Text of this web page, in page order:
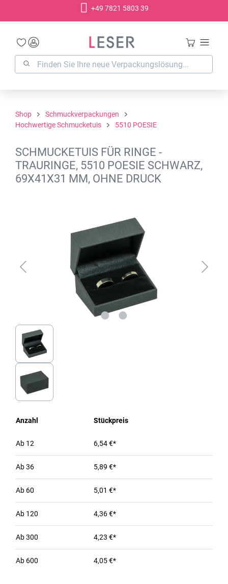
+49 7821 5803 39
Shop
Schmuckverpackungen
Hochwertige Schmucketuis
5510 POESIE
SCHMUCKETUIS FÜR RINGE -
TRAURINGE, 5510 POESIE SCHWARZ,
69X41X31 MM, OHNE DRUCK
Anzahl Stückpreis
Ab 12 6,54 €*
Ab36 5,89 €*
Ab 60 5,01 €*
Ab 120 4,36 €*
Ab300 4,23 €*
Ab 600 4,05 €*